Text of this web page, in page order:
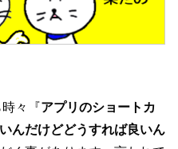
々『アプリのショートカ
んだけどどうすれば良いん